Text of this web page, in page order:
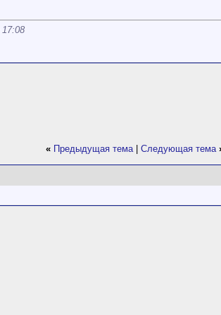
17:08
« Предыдущая тема| Следующая тема